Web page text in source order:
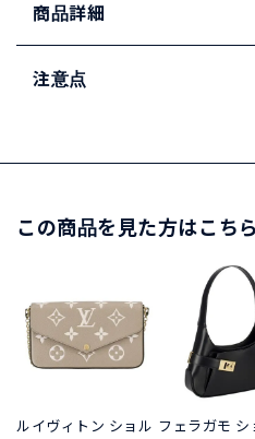
商品詳細
注意点
この商品を見た方はこち
ルイヴィトン ショル フェラガモ シ